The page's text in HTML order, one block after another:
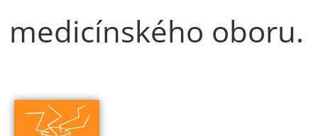
medicínského oboru.